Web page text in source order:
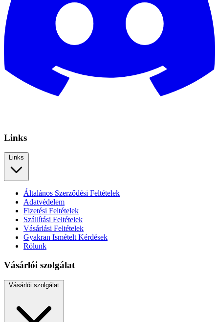
Links
Links
Általános Szerződési Feltételek
Adatvédelem
Fizetési Feltételek
Szállítási Feltételek
Vásárlási Feltételek
Gyakran Ismételt Kérdések
Rólunk
Vásárlói szolgálat
Vásárlói szolgálat